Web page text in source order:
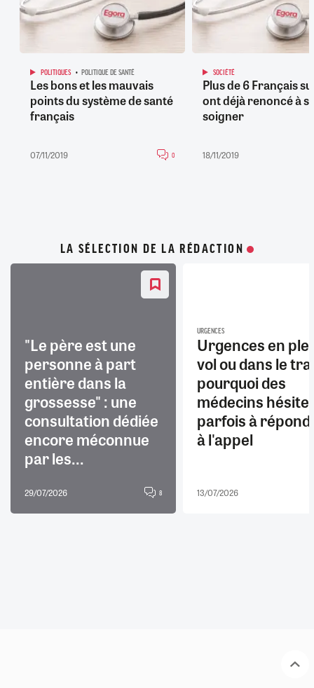
POLITIQUES POLITIQUE DE SANTÉ
Les bons et les mauvais
points du système de santé
français
07/11/2019 0
SOCIÉTÉ
Plus de 6 Français
ont déjà renoncé à
soigner
18/11/2019
LA SÉLECTION DE LA RÉDACTION
"Le père est une
personne à part
entière dans la
grossesse" : une
consultation dédiée
encore méconnue
par les...
29/07/2026 8
URGENCES
Urgences en
vol ou dans le
pourquoi des
médecins
parfois à
à l'appel
13/07/2026